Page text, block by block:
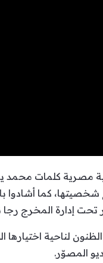
مصرية كلمات محمد
كما أشادوا
تحت إدارة المخرج رجا
لناحية اختيارها
المصوّر.